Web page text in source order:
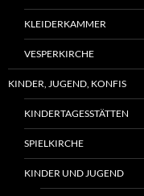
KLEIDERKAMMER
VESPERKIRCHE
KINDER, JUGEND, KONFIS
KINDERTAGESSTÄTTEN
SPIELKIRCHE
KINDER UND JUGEND